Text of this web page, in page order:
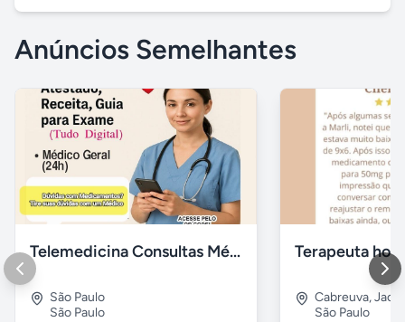
Anúncios Semelhantes
Telemedicina Consultas Médicas por Celular
São Paulo
São Paulo
Terapeuta
Cabreuva,
São Paulo